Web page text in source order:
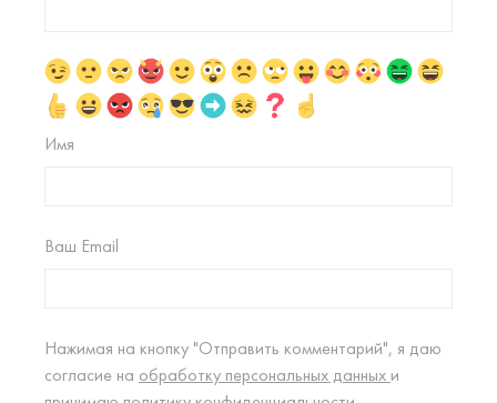
Имя
Ваш Email
Нажимая на кнопку "Отправить комментарий", я даю
согласие на обработку персональных данных и